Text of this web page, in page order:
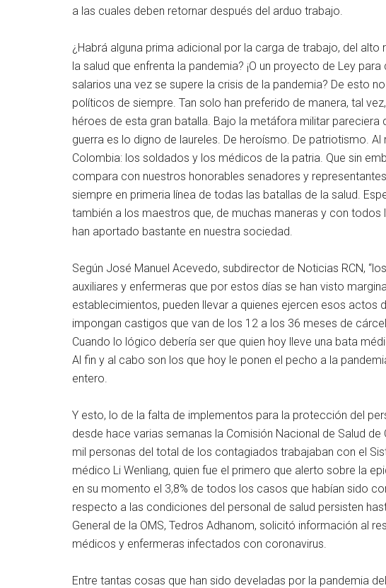
a las cuales deben retornar después del arduo trabajo.
¿Habrá alguna prima adicional por la carga de trabajo, del
la salud que enfrenta la pandemia? ¡O un proyecto de Ley
salarios una vez se supere la crisis de la pandemia? De esto
políticos de siempre. Tan solo han preferido de manera, tal
héroes de esta gran batalla. Bajo la metáfora militar
guerra es lo digno de laureles. De heroísmo. De patriotismo.
Colombia: los soldados y los médicos de la patria. Que sin
compara con nuestros honorables senadores y
siempre en primeria línea de todas las batallas de la salud.
también a los maestros que, de muchas maneras y con
han aportado bastante en nuestra sociedad.
Según José Manuel Acevedo, subdirector de Noticias RCN,
auxiliares y enfermeras que por estos días se han visto
establecimientos, pueden llevar a quienes ejercen esos actos
impongan castigos que van de los 12 a los 36 meses de
Cuando lo lógico debería ser que quien hoy lleve una bata
Al fin y al cabo son los que hoy le ponen el pecho a la
entero.
Y esto, lo de la falta de implementos para la protección del
desde hace varias semanas la Comisión Nacional de Salud
mil personas del total de los contagiados trabajaban con el
médico Li Wenliang, quien fue el primero que alerto sobre la
en su momento el 3,8% de todos los casos que habían sido
respecto a las condiciones del personal de salud persisten
General de la OMS, Tedros Adhanom, solicitó información al
médicos y enfermeras infectados con coronavirus.
Entre tantas cosas que han sido develadas por la pandemia